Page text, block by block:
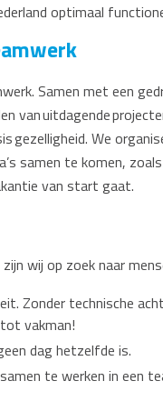
optimaal
Samen met een
van uitdagende
gezelligheid. We
samen te komen,
van start gaat.
wij op zoek naar
Zonder technische
vakman!
dag hetzelfde is.
te werken in een